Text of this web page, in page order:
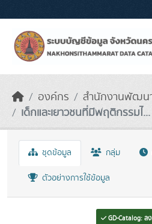
องค์กร
สำนักงานพัฒน
เด็กและเยาวชนที่มีพฤติกรรมไ...
ชุดข้อมูล กลุ่ม
ตัวอย่างการใช้ข้อมูล
GD-Catalog: ล